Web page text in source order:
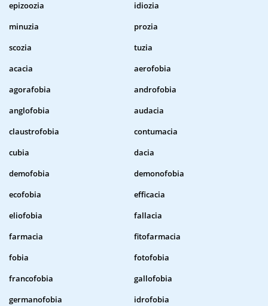
epizoozia
idiozia
minuzia
prozia
scozia
tuzia
acacia
aerofobia
agorafobia
androfobia
anglofobia
audacia
claustrofobia
contumacia
cubia
dacia
demofobia
demonofobia
ecofobia
efficacia
eliofobia
fallacia
farmacia
fitofarmacia
fobia
fotofobia
francofobia
gallofobia
germanofobia
idrofobia